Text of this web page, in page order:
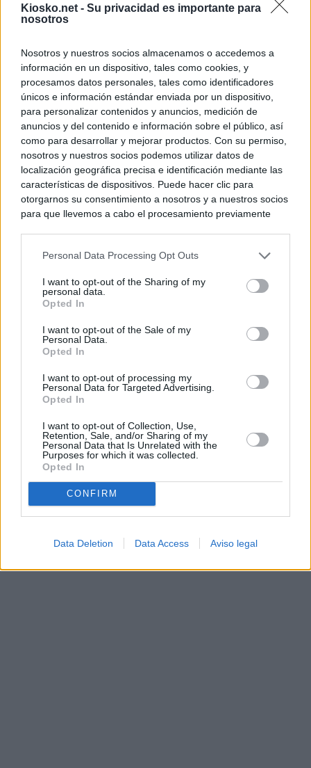
Kiosko.net - Su privacidad es importante para
nosotros
Nosotros y nuestros socios almacenamos o accedemos a
información en un dispositivo, tales como cookies, y
procesamos datos personales, tales como identificadores
únicos e información estándar enviada por un dispositivo,
para personalizar contenidos y anuncios, medición de
anuncios y del contenido e información sobre el público, así
como para desarrollar y mejorar productos. Con su permiso,
nosotros y nuestros socios podemos utilizar datos de
localización geográfica precisa e identificación mediante las
características de dispositivos. Puede hacer clic para
otorgarnos su consentimiento a nosotros y a nuestros socios
para que llevemos a cabo el procesamiento previamente
negar su consentimiento. Tenga en cuenta que algún
de su consentimiento, pero usted tiene el derecho de
rechazar tal procesamiento. Sus preferencias se aplicarán
cualquier momento entrando de nuevo en este sitio web o
visitando nuestra política de privacidad.
Personal Data Processing Opt Outs
I want to opt-out of the Sharing of my
personal data.
Opted In
I want to opt-out of the Sale of my
Personal Data.
Opted In
I want to opt-out of processing my
Personal Data for Targeted Advertising.
Opted In
I want to opt-out of Collection, Use,
Retention, Sale, and/or Sharing of my
Personal Data that Is Unrelated with the
Purposes for which it was collected.
Opted In
CONFIRM
Data Deletion Data Access Aviso legal